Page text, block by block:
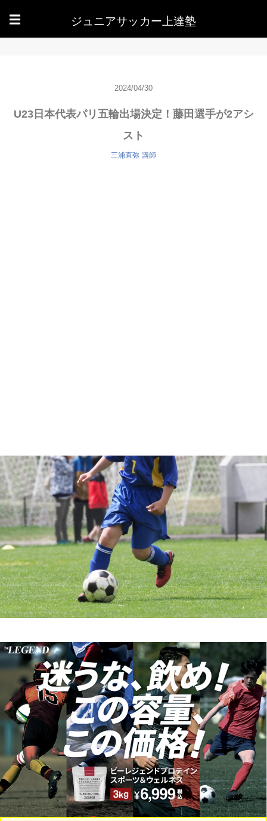
☰ ジュニアサッカー上達塾
2024/04/30
U23日本代表パリ五輪出場決定！藤田選手が2アシ
スト
三浦直弥 講師